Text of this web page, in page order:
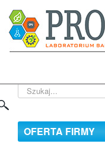
Szukaj...
OFERTA FIRMY